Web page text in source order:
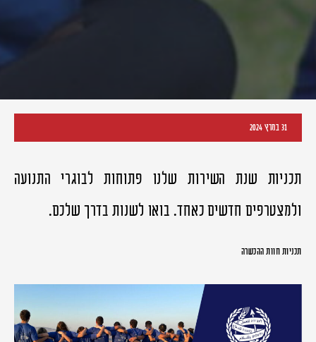
31 במרץ 2024
תכניות שנת השירות שלנו פתוחות לבוגרי התנועה
ולמצטרפים חדשים כאחד. בואו לשנות בדרך שלכם.
תכניות חוות ההכשרה